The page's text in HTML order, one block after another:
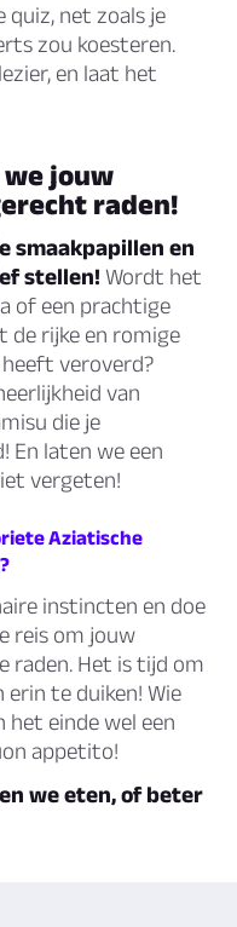
quiz, net zoals je
zou koesteren.
en laat het
jouw
raden!
smaakpapillen en
stellen! Wordt het
of een prachtige
de rijke en romige
veroverd?
van
die je
En laten we een
vergeten!
Aziatische
instincten en doe
reis om jouw
raden. Het is tijd om
te duiken! Wie
het einde wel een
appetito!
we eten, of beter